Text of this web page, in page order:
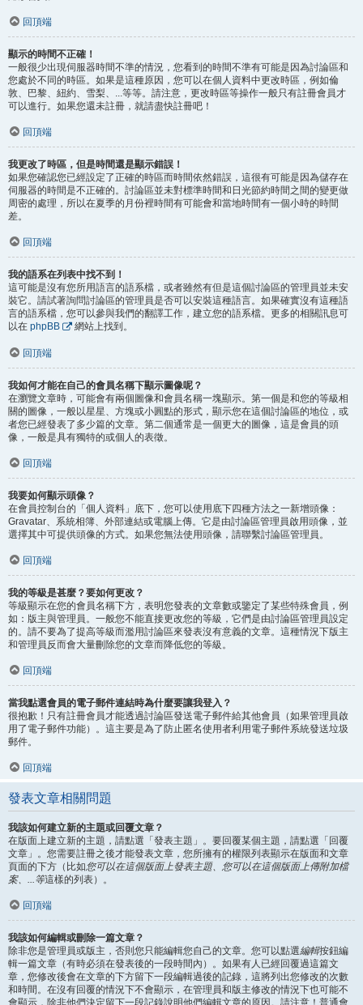
回頂端
顯示的時間不正確！
一般很少出現伺服器時間不準的情況，您看到的時間不準有可能是因為討論區和
您處於不同的時區。如果是這種原因，您可以在個人資料中更改時區，例如倫
敦、巴黎、紐約、雪梨、...等等。請注意，更改時區等操作一般只有註冊會員才
可以進行。如果您還未註冊，就請盡快註冊吧！
回頂端
我更改了時區，但是時間還是顯示錯誤！
如果您確認您已經設定了正確的時區而時間依然錯誤，這很有可能是因為儲存在
伺服器的時間是不正確的。討論區並未對標準時間和日光節約時間之間的變更做
周密的處理，所以在夏季的月份裡時間有可能會和當地時間有一個小時的時間
差。
回頂端
我的語系在列表中找不到！
這可能是沒有您所用語言的語系檔，或者雖然有但是這個討論區的管理員並未安
裝它。請試著詢問討論區的管理員是否可以安裝這種語言。如果確實沒有這種語
言的語系檔，您可以參與我們的翻譯工作，建立您的語系檔。更多的相關訊息可
以在 phpBB 網站上找到。
回頂端
我如何才能在自己的會員名稱下顯示圖像呢？
在瀏覽文章時，可能會有兩個圖像和會員名稱一塊顯示。第一個是和您的等級相
關的圖像，一般以星星、方塊或小圓點的形式，顯示您在這個討論區的地位，或
者您已經發表了多少篇的文章。第二個通常是一個更大的圖像，這是會員的頭
像，一般是具有獨特的或個人的表徵。
回頂端
我要如何顯示頭像？
在會員控制台的「個人資料」底下，您可以使用底下四種方法之一新增頭像：
Gravatar、系統相簿、外部連結或電腦上傳。它是由討論區管理員啟用頭像，並
選擇其中可提供頭像的方式。如果您無法使用頭像，請聯繫討論區管理員。
回頂端
我的等級是甚麼？要如何更改？
等級顯示在您的會員名稱下方，表明您發表的文章數或鑒定了某些特殊會員，例
如：版主與管理員。一般您不能直接更改您的等級，它們是由討論區管理員設定
的。請不要為了提高等級而濫用討論區來發表沒有意義的文章。這種情況下版主
和管理員反而會大量刪除您的文章而降低您的等級。
回頂端
當我點選會員的電子郵件連結時為什麼要讓我登入？
很抱歉！只有註冊會員才能透過討論區發送電子郵件給其他會員（如果管理員啟
用了電子郵件功能）。這主要是為了防止匿名使用者利用電子郵件系統發送垃圾
郵件。
回頂端
發表文章相關問題
我該如何建立新的主題或回覆文章？
在版面上建立新的主題，請點選「發表主題」。要回覆某個主題，請點選「回覆
文章」。您需要註冊之後才能發表文章，您所擁有的權限列表顯示在版面和文章
頁面的下方（比如您可以在這個版面上發表主題、您可以在這個版面上傳附加檔
案、...等這樣的列表）。
回頂端
我該如何編輯或刪除一篇文章？
除非您是管理員或版主，否則您只能編輯您自己的文章。您可以點選編輯按鈕編
輯一篇文章（有時必須在發表後的一段時間內）。如果有人已經回覆過這篇文
章，您修改後會在文章的下方留下一段編輯過後的記錄，這將列出您修改的次數
和時間。在沒有回覆的情況下不會顯示，在管理員和版主修改的情況下也可能不
會顯示，除非他們決定留下一段記錄說明他們編輯文章的原因。請注意！普通會